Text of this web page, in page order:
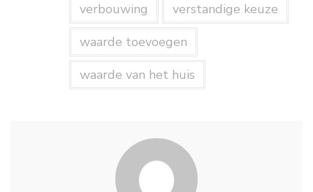
verbouwing
verstandige keuze
waarde toevoegen
waarde van het huis